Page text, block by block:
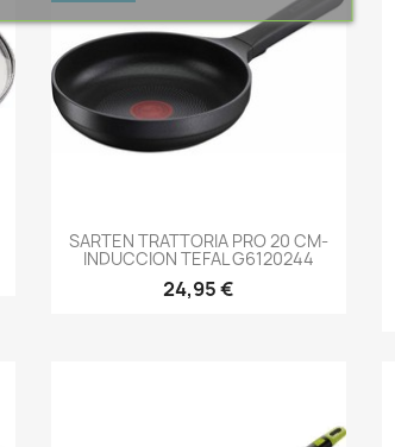
-->
SARTEN TRATTORIA PRO 20 CM-
INDUCCION TEFAL G6120244
24,95 €